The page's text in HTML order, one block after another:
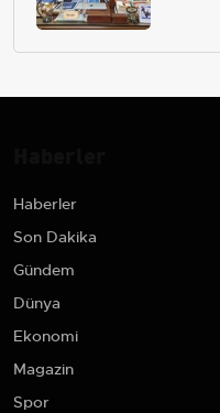
Haberler
Son Dakika
Gündem
Dünya
Ekonomi
Magazin
Spor